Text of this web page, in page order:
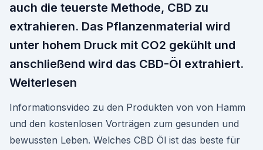
auch die teuerste Methode, CBD zu
extrahieren. Das Pflanzenmaterial wird
unter hohem Druck mit CO2 gekühlt und
anschließend wird das CBD-Öl extrahiert.
Weiterlesen
Informationsvideo zu den Produkten von von Hamm
und den kostenlosen Vorträgen zum gesunden und
bewussten Leben. Welches CBD Öl ist das beste für